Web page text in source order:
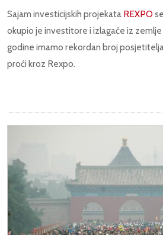
Sajam investicijskih projekata REXPO
okupio je investitore i izlagače iz
godine imamo rekordan broj
proći kroz Rexpo.